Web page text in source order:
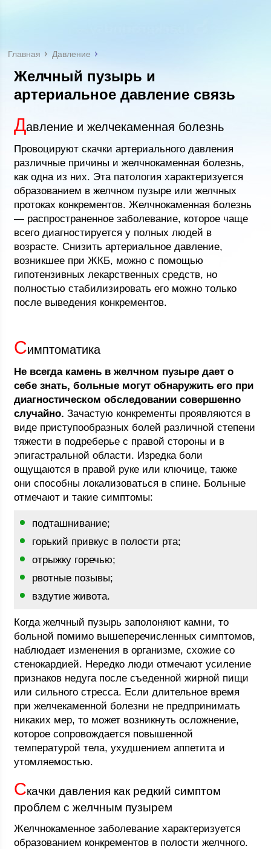
Главная Давление
Желчный пузырь и
артериальное давление связь
Давление и желчекаменная болезнь
Провоцируют скачки артериального давления
различные причины и желчнокаменная болезнь,
как одна из них. Эта патология характеризуется
образованием в желчном пузыре или желчных
протоках конкрементов. Желчнокаменная болезнь
— распространенное заболевание, которое чаще
всего диагностируется у полных людей в
возрасте. Снизить артериальное давление,
возникшее при ЖКБ, можно с помощью
гипотензивных лекарственных средств, но
полностью стабилизировать его можно только
после выведения конкрементов.
Симптоматика
Не всегда камень в желчном пузыре дает о
себе знать, больные могут обнаружить его при
диагностическом обследовании совершенно
случайно. Зачастую конкременты проявляются в
виде приступообразных болей различной степени
тяжести в подреберье с правой стороны и в
эпигастральной области. Изредка боли
ощущаются в правой руке или ключице, также
они способны локализоваться в спине. Больные
отмечают и такие симптомы:
подташнивание;
горький привкус в полости рта;
отрыжку горечью;
рвотные позывы;
вздутие живота.
Когда желчный пузырь заполоняют камни, то
больной помимо вышеперечисленных симптомов,
наблюдает изменения в организме, схожие со
стенокардией. Нередко люди отмечают усиление
признаков недуга после съеденной жирной пищи
или сильного стресса. Если длительное время
при желчекаменной болезни не предпринимать
никаких мер, то может возникнуть осложнение,
которое сопровождается повышенной
температурой тела, ухудшением аппетита и
утомляемостью.
Скачки давления как редкий симптом
проблем с желчным пузырем
Желчнокаменное заболевание характеризуется
образованием конкрементов в полости желчного.